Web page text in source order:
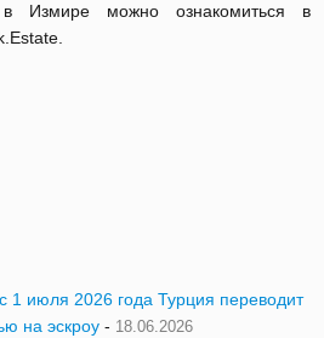
можно ознакомиться в
1 июля 2026 года Турция переводит
на эскроу - 18.06.2026